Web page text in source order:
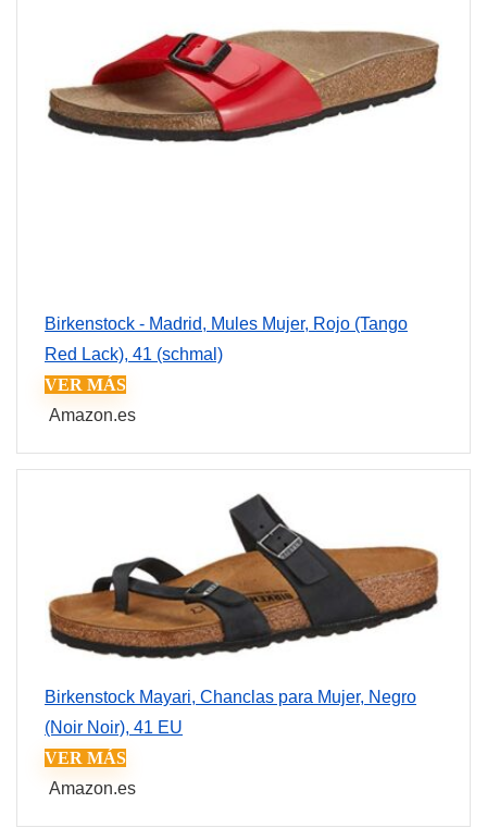
Birkenstock - Madrid, Mules Mujer, Rojo (Tango
Red Lack), 41 (schmal)
VER MÁS
Amazon.es
Birkenstock Mayari, Chanclas para Mujer, Negro
(Noir Noir), 41 EU
VER MÁS
Amazon.es